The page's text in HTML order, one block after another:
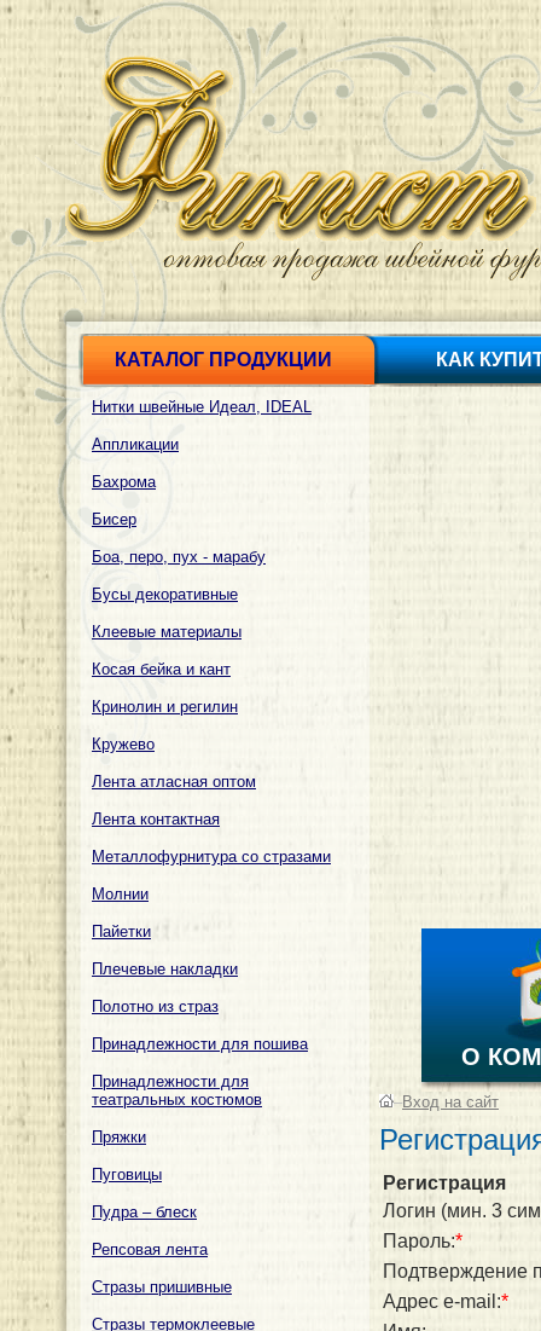
КАТАЛОГ ПРОДУКЦИИ КАК
Нитки швейные Идеал, IDEAL
Аппликации
Бахрома
Бисер
Боа, перо, пух - марабу
Бусы декоративные
Клеевые материалы
Косая бейка и кант
Кринолин и регилин
Кружево
Лента атласная оптом
Лента контактная
Металлофурнитура со стразами
Молнии
Пайетки
Плечевые накладки
Полотно из страз
Принадлежности для пошива
Принадлежности для
театральных костюмов
Пряжки
Пуговицы
Пудра – блеск
Репсовая лента
Стразы пришивные
Стразы термоклеевые
О
–Вход на сайт
Регистрация
Логин (мин. 3
Пароль:*
Подтверждение
Адрес e-mail:*